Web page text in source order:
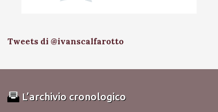
Tweets di @ivanscalfarotto
L’archivio cronologico